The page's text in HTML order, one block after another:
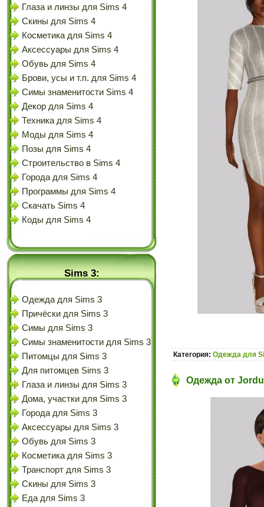
Глаза и линзы для Sims 4
Скины для Sims 4
Косметика для Sims 4
Аксессуары для Sims 4
Обувь для Sims 4
Брови, усы и т.п. для Sims 4
Симы знаменитости Sims 4
Декор для Sims 4
Техника для Sims 4
Моды для Sims 4
Позы для Sims 4
Строительство в Sims 4
Города для Sims 4
Программы для Sims 4
Скачать Sims 4
Коды для Sims 4
Sims 3:
Одежда для Sims 3
Причёски для Sims 3
Симы для Sims 3
Симы знаменитости для Sims 3
Питомцы для Sims 3
Для питомцев Sims 3
Глаза и линзы для Sims 3
Дома, участки для Sims 3
Города для Sims 3
Аксессуары для Sims 3
Обувь для Sims 3
Косметика для Sims 3
Транспорт для Sims 3
Скины для Sims 3
Еда для Sims 3
Категория: Одежда для
Одежда от